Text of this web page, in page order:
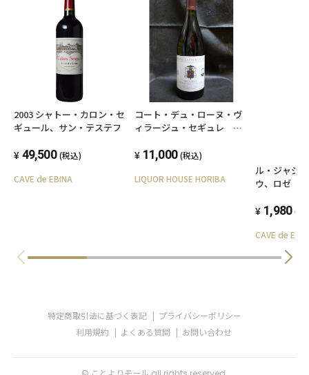
2003 シャトー・カロン・セ
ギュール、サン・テステフ
49,500 (税込)
CAVE de EBINA
コート・デュ・ローヌ・ヴ
ィラージュ・セギュレ １
11,000 (税込)
LIQUOR HOUSE HORIBA
ル・ジャジ
ウ、ロゼ
1,980 (税
CAVE de
特定商取引法に基づく表記
プライバシーポリシー
利用規約
よくある質問 お問い合わせ